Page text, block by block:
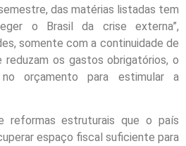
das matérias listadas tem
o Brasil da crise externa”,
somente com a continuidade de
os gastos obrigatórios, o
orçamento para estimular a
reformas estruturais que o país
espaço fiscal suficiente para